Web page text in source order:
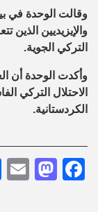
وقالت الوحدة في
والإيزيديين الذين
التركي الجوية.
وأكدت الوحدة أن
الاحتلال التركي
الكردستانية.